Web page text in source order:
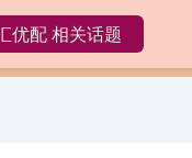
嘉汇优配
优配 相关话题